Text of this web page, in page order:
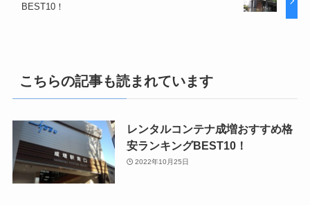
BEST10！
こちらの記事も読まれています
レンタルコンテナ成増おすすめ格
安ランキングBEST10！
2022年10月25日